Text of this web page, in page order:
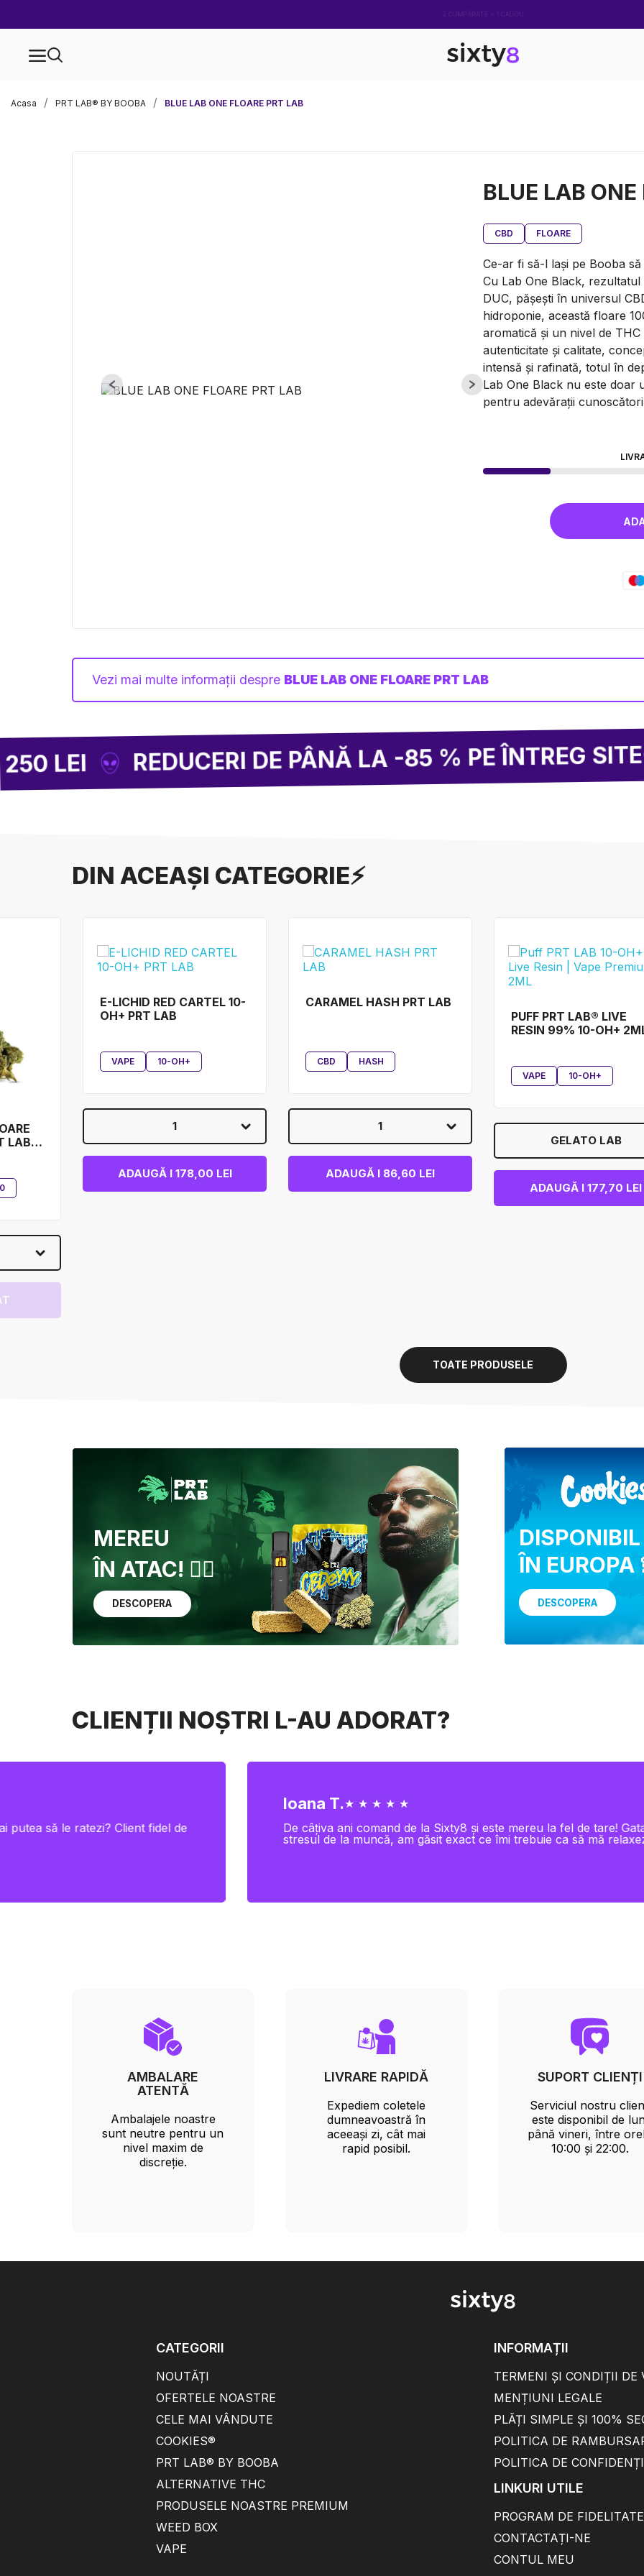
2 CUMPĂRATE = 1 CADOU
Acasa PRT LAB® BY BOOBA BLUE LAB ONE FLOARE PRT LAB
BLUE LAB
CBD FLOARE
Ce-ar fi să-l lași pe Booba
Cu Lab One Black,
DUC, pășești în universul
hidroponie, această floare
aromatică și un nivel de
autenticitate și calitate,
intensă și rafinată, totul în
Lab One Black nu este doar
pentru adevărații
Vezi mai multe informații despre BLUE LAB ONE FLOARE PRT LAB
REDUCERI DE PÂNĂ LA -85 % PE ÎNTREG SITE-UL!
DIN ACEAȘI CATEGORIE⚡
LAB®
E-LICHID RED CARTEL 10-
OH+ PRT LAB
VAPE 10-OH+
1
ADAUGĂ I 178,00 LEI
CARAMEL HASH PRT LAB
CBD HASH
1
ADAUGĂ I 86,60 LEI
PUFF PRT LAB® LIVE
RESIN 99% 10-OH+
VAPE 10-OH+
GELATO LAB
ADAUGĂ I 177,70 LEI
TOATE PRODUSELE
MEREU
ÎN ATAC! 🏴‍☠️
DESCOPERA
DISPONIBIL
ÎN EUROPA
DESCOPERA
CLIENȚII NOȘTRI L-AU ADORAT?
putea să le ratezi? Client fidel de
Ioana T.★ ★ ★ ★ ★
De câțiva ani comand de la Sixty8 și este mereu la fel de tare!
stresul de la muncă, am găsit exact ce îmi trebuie ca să mă
AMBALARE
ATENTĂ
Ambalajele noastre
sunt neutre pentru un
nivel maxim de
discreție.
LIVRARE RAPIDĂ
Expediem coletele
dumneavoastră în
aceeași zi, cât mai
rapid posibil.
SUPORT CLIENȚI
Serviciul nostru
este disponibil de
până vineri, între
10:00 și 22:00.
CATEGORII
NOUTĂȚI
OFERTELE NOASTRE
CELE MAI VÂNDUTE
COOKIES®
PRT LAB® BY BOOBA
ALTERNATIVE THC
PRODUSELE NOASTRE PREMIUM
WEED BOX
VAPE
INFORMAȚII
TERMENI ȘI CONDIȚII DE
MENȚIUNI LEGALE
PLĂȚI SIMPLE ȘI 100%
POLITICA DE
POLITICA DE
LINKURI UTILE
PROGRAM DE FIDELITATE
CONTACTAȚI-NE
CONTUL MEU